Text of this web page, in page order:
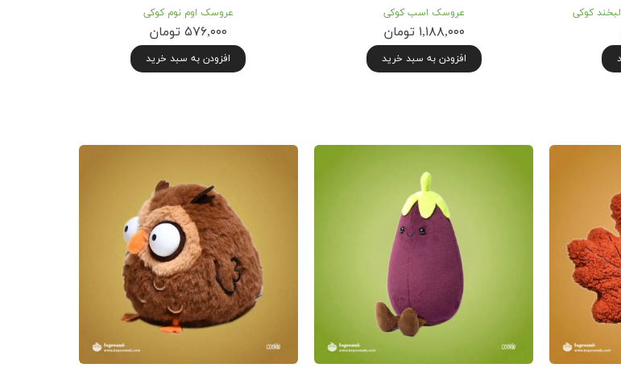
کوکی عروسک اسب کوکی
۱,۱۸۸,۰۰۰ تومان
افزودن به سبد خرید
عروسک اوم نوم کوکی
۵۷۶,۰۰۰ تومان
افزودن به سبد خرید